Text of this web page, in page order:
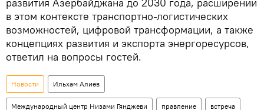
в этом контексте транспортно-логистических
возможностей, цифровой трансформации, а также
концепциях развития и экспорта энергоресурсов,
ответил на вопросы гостей.
Новости Ильхам Алиев
Международный центр Низами Гянджеви правление встреча